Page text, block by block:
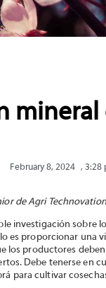
mineral
February 8, 2024 , 3:28
de Agri
investigación sobre
es proporcionar una
los productores
Debe tenerse en
para cultivar